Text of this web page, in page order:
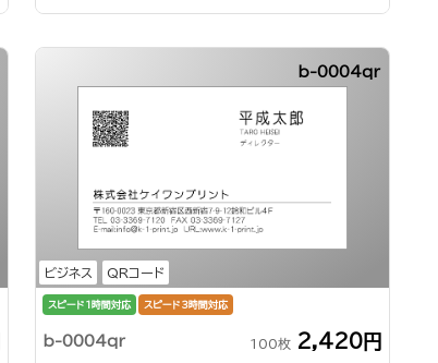
ビジネス QRコード
b-0004qr
スピード1時間対応 スピード3時間対応
b-0004qr 100枚 2,420円